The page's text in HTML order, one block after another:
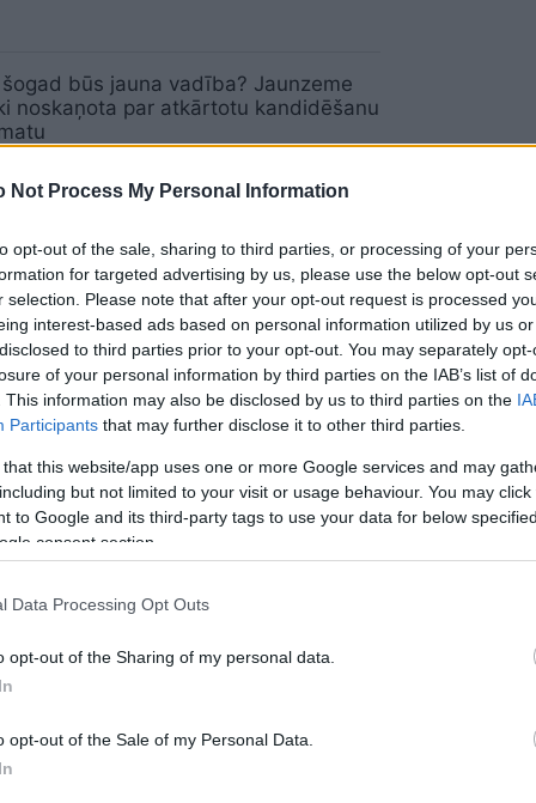
Not Process My Personal Information
opt-out of the sale, sharing to third parties, or processing of your
for targeted advertising by us, please use the below opt-out
selection. Please note that after your opt-out request is processed
interest-based ads based on personal information utilized by us
to third parties prior to your opt-out. You may separately
of your personal information by third parties on the IAB’s list of
This information may also be disclosed by us to third parties on the
Participants that may further disclose it to other third parties.
that this website/app uses one or more Google services and may
but not limited to your visit or usage behaviour. You may
to Google and its third-party tags to use your data for below
consent section.
Data Processing Opt Outs
opt-out of the Sharing of my personal data.
opt-out of the Sale of my Personal Data.
šogad būs jauna vadība? Jaunzeme
noskaņota par atkārtotu kandidēšanu
VID asi jāvēršas pret nelikumībām,
vienkārši netika galā!” VID
skaidro, kāpēc EDS brīžiem
kā nākas
piedāvāja, bet atgriezās VID
amatā
uzņēmumiem maksā
par VID ģenerāldirektores atjaunošanu